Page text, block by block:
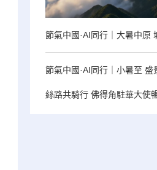
節氣中國·AI同行｜大暑中原
節氣中國·AI同行｜小暑至 盛
絲路共騎行 佛得角駐華大使